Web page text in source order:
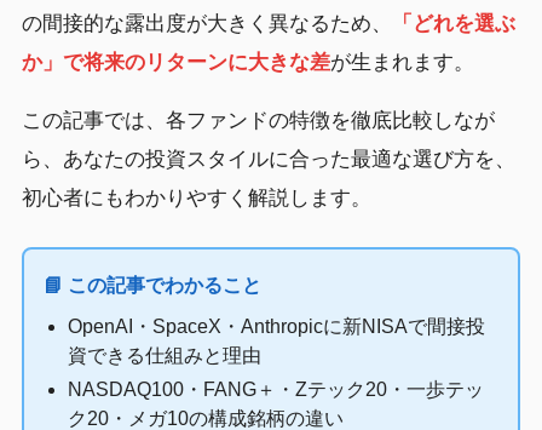
の間接的な露出度が大きく異なるため、
「どれを選ぶ
か」で将来のリターンに大きな差が生まれます。
この記事では、各ファンドの特徴を徹底比較しなが
ら、あなたの投資スタイルに合った最適な選び方を、
初心者にもわかりやすく解説します。
📘 この記事でわかること
OpenAI・SpaceX・Anthropicに新NISAで間接投
資できる仕組みと理由
NASDAQ100・FANG＋・Zテック20・一歩テッ
ク20・メガ10の構成銘柄の違い